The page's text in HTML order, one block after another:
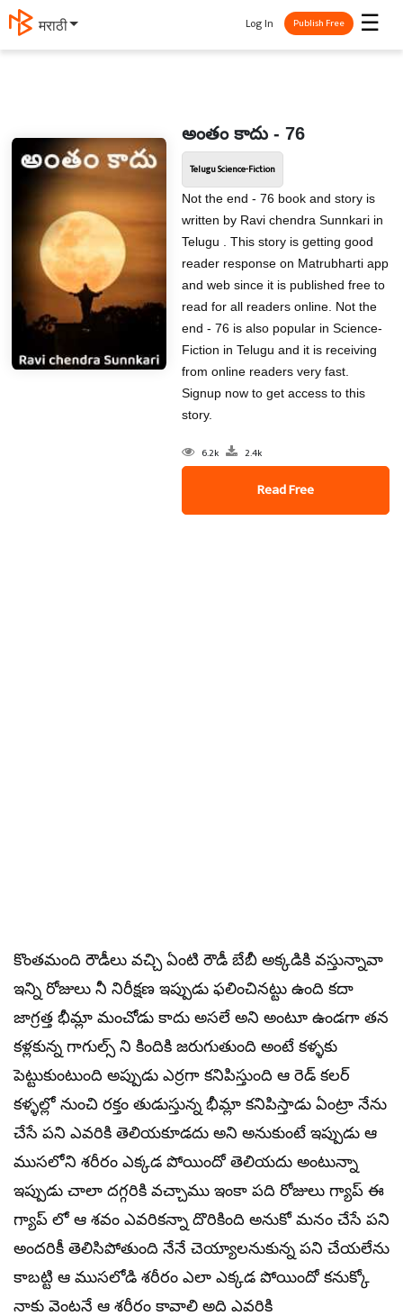
मराठी ☰
Log In Publish Free
అంతం కాదు - 76
Telugu Science-Fiction
Not the end - 76 book and story is
written by Ravi chendra Sunnkari in
Telugu . This story is getting good
reader response on Matrubharti app
and web since it is published free to
read for all readers online. Not the
end - 76 is also popular in Science-
Fiction in Telugu and it is receiving
from online readers very fast.
Signup now to get access to this
story.
6.2k 2.4k
Read Free
కొంతమంది రౌడీలు వచ్చి ఏంటి రౌడీ బేబీ అక్కడికి వస్తున్నావా
ఇన్ని రోజులు నీ నిరీక్షణ ఇప్పుడు ఫలించినట్టు ఉంది కదా
జాగ్రత్త భీమ్లా మంచోడు కాదు అసలే అని అంటూ ఉండగా తన
కళ్లకున్న గాగుల్స్ ని కిందికి జరుగుతుంది అంటే కళ్ళకు
పెట్టుకుంటుంది అప్పుడు ఎర్రగా కనిపిస్తుంది ఆ రెడ్ కలర్
కళ్ళల్లో నుంచి రక్తం తుడుస్తున్న భీమ్లా కనిపిస్తాడు ఏంట్రా నేను
చేసే పని ఎవరికి తెలియకూడదు అని అనుకుంటే ఇప్పుడు ఆ
ముసలోని శరీరం ఎక్కడ పోయిందో తెలియదు అంటున్నా
ఇప్పుడు చాలా దగ్గరికి వచ్చాము ఇంకా పది రోజులు గ్యాప్ ఈ
గ్యాప్ లో ఆ శవం ఎవరికన్నా దొరికింది అనుకో మనం చేసే పని
అందరికీ తెలిసిపోతుంది నేనే చెయ్యాలనుకున్న పని చేయలేను
కాబట్టి ఆ ముసలోడి శరీరం ఎలా ఎక్కడ పోయిందో కనుక్కో
నాకు వెంటనే ఆ శరీరం కావాలి అది ఎవరికి